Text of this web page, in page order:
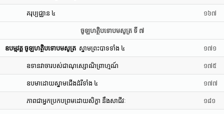
គរុប្បជ្ឈាន ៤ ១៦៧
ចូឡហត្ថិបទោបមសូត្រ ទី ៧
ឧបម្មវគ្គ ចូឡហត្ថិបទោបមសូត្រ ស្នាមព្រះបាទទាំង ៤ ១៧១
ឧទានវាចារបស់ជាណុស្សោណិព្រាហ្មណ៍ ១៧៥
ឧបមាដោយស្នាមជើងដំរីទាំង ៤ ១៧៧
ភាពជាអ្នកប្រកបព្រមដោយសិក្ខា នឹងសាជីវៈ ១៨១